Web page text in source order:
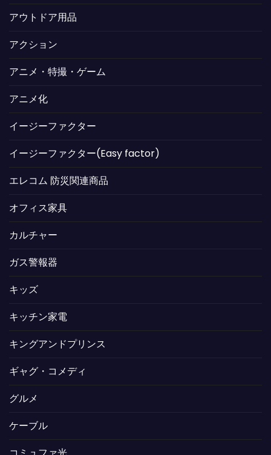
アウトドア用品
アクション
アニメ・特撮・ゲーム
アニメ化
イージーファクター
イージーファクター(Easy factor)
エレコム 防災関連商品
オフィス家具
カルチャー
ガス警報器
キッズ
キッチン家電
キングアンドプリンス
ギャグ・コメディ
グルメ
ケーブル